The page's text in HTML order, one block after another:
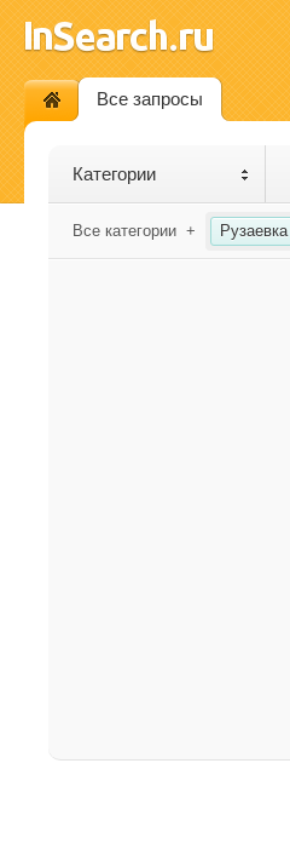
Все запросы
Категории
Все категории + Рузаевка